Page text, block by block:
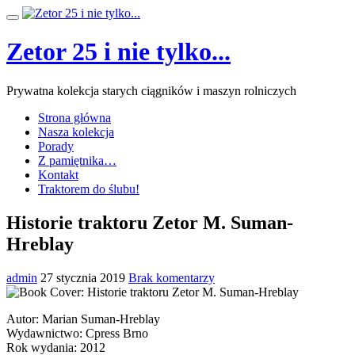
Przeskocz
treści
Przełącz
Zetor 25 i nie tylko...
Prywatna kolekcja starych ciągników i maszyn rolniczych
Strona główna
Nasza kolekcja
Porady
Z pamiętnika…
Kontakt
Traktorem do ślubu!
Historie traktoru Zetor M. Suman-
Hreblay
admin 27 stycznia 2019 Brak komentarzy
Autor: Marian Suman-Hreblay
Wydawnictwo: Cpress Brno
Rok wydania: 2012